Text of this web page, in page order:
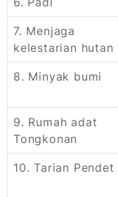
7. Menjaga
kelestarian hutan
8. Minyak bumi
9. Rumah adat
Tongkonan
10. Tarian Pendet